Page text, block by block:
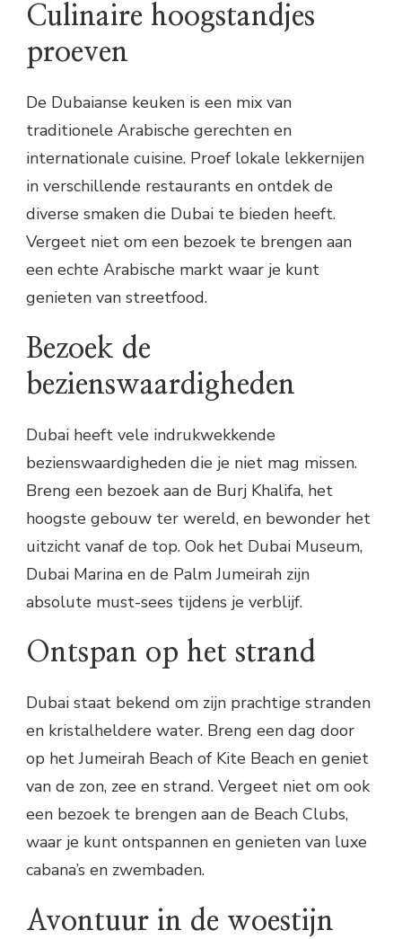
Culinaire hoogstandjes
proeven
De Dubaianse keuken is een mix van
traditionele Arabische gerechten en
internationale cuisine. Proef lokale lekkernijen
in verschillende restaurants en ontdek de
diverse smaken die Dubai te bieden heeft.
Vergeet niet om een bezoek te brengen aan
een echte Arabische markt waar je kunt
genieten van streetfood.
Bezoek de
bezienswaardigheden
Dubai heeft vele indrukwekkende
bezienswaardigheden die je niet mag missen.
Breng een bezoek aan de Burj Khalifa, het
hoogste gebouw ter wereld, en bewonder het
uitzicht vanaf de top. Ook het Dubai Museum,
Dubai Marina en de Palm Jumeirah zijn
absolute must-sees tijdens je verblijf.
Ontspan op het strand
Dubai staat bekend om zijn prachtige stranden
en kristalheldere water. Breng een dag door
op het Jumeirah Beach of Kite Beach en geniet
van de zon, zee en strand. Vergeet niet om ook
een bezoek te brengen aan de Beach Clubs,
waar je kunt ontspannen en genieten van luxe
cabana’s en zwembaden.
Avontuur in de woestijn